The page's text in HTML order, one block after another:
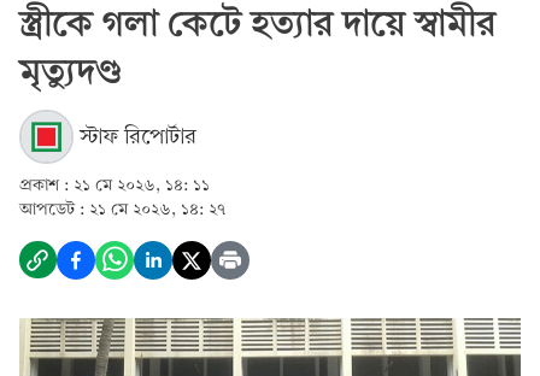
স্ত্রীকে গলা কেটে হত্যার দায়ে স্বামীর
মৃত্যুদণ্ড
স্টাফ রিপোর্টার
প্রকাশ : ২১ মে ২০২৬, ১৪: ১১
আপডেট : ২১ মে ২০২৬, ১৪: ২৭